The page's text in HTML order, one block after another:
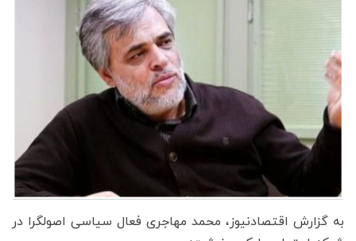
به گزارش اقتصادنیوز، محمد مهاجری فعال سیاسی اصولگرا در